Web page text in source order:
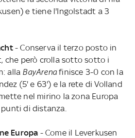
e tiene l'Ingolstadt a 3
- Conserva il terzo posto in
che però crolla sotto sotto i
alla BayArenafinisce 3-0 con la
(5' e 63') e la rete di Volland
nel mirino la zona Europa
di distanza.
Europa - Come il Leverkusen